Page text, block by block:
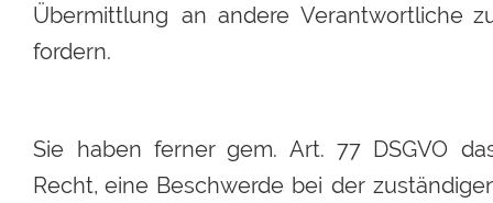
Übermittlung an andere Verantwortliche
fordern.
Sie haben ferner gem. Art. 77 DSGVO
Recht, eine Beschwerde bei der